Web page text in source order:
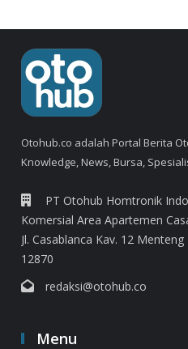
Otohub.co adalah Portal Berita
Knowledge, News, Bursa,
PT Otohub Homtronik
Komersial Area Apartemen
Jl. Casablanca Kav. 12
12870
redaksi@otohub.co
Menu